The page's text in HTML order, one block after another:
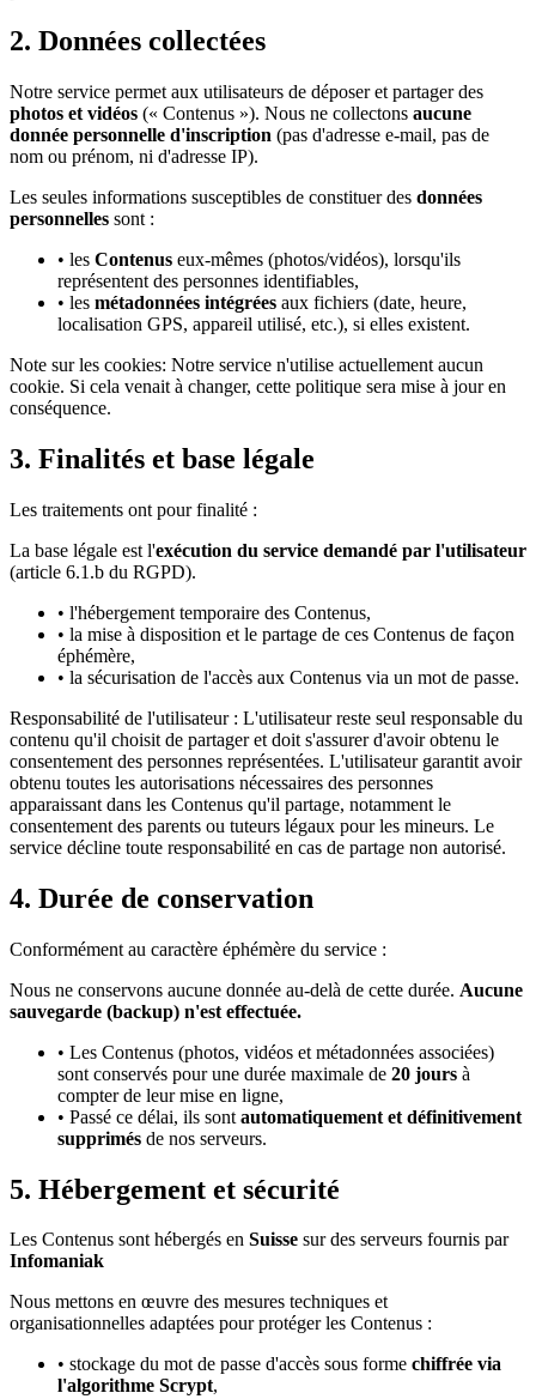
2. Données collectées
Notre service permet aux utilisateurs de déposer et partager des
photos et vidéos (« Contenus »). Nous ne collectons aucune
donnée personnelle d'inscription (pas d'adresse e-mail, pas de
nom ou prénom, ni d'adresse IP).
Les seules informations susceptibles de constituer des données
personnelles sont :
• les Contenus eux-mêmes (photos/vidéos), lorsqu'ils
représentent des personnes identifiables,
• les métadonnées intégrées aux fichiers (date, heure,
localisation GPS, appareil utilisé, etc.), si elles existent.
Note sur les cookies: Notre service n'utilise actuellement aucun
cookie. Si cela venait à changer, cette politique sera mise à jour en
conséquence.
3. Finalités et base légale
Les traitements ont pour finalité :
La base légale est l'exécution du service demandé par l'utilisateur
(article 6.1.b du RGPD).
• l'hébergement temporaire des Contenus,
• la mise à disposition et le partage de ces Contenus de façon
éphémère,
• la sécurisation de l'accès aux Contenus via un mot de passe.
Responsabilité de l'utilisateur : L'utilisateur reste seul responsable du
contenu qu'il choisit de partager et doit s'assurer d'avoir obtenu le
consentement des personnes représentées. L'utilisateur garantit avoir
obtenu toutes les autorisations nécessaires des personnes
apparaissant dans les Contenus qu'il partage, notamment le
consentement des parents ou tuteurs légaux pour les mineurs. Le
service décline toute responsabilité en cas de partage non autorisé.
4. Durée de conservation
Conformément au caractère éphémère du service :
Nous ne conservons aucune donnée au-delà de cette durée. Aucune
sauvegarde (backup) n'est effectuée.
• Les Contenus (photos, vidéos et métadonnées associées)
sont conservés pour une durée maximale de 20 jours à
compter de leur mise en ligne,
• Passé ce délai, ils sont automatiquement et définitivement
supprimés de nos serveurs.
5. Hébergement et sécurité
Les Contenus sont hébergés en Suisse sur des serveurs fournis par
Infomaniak
Nous mettons en œuvre des mesures techniques et
organisationnelles adaptées pour protéger les Contenus :
• stockage du mot de passe d'accès sous forme chiffrée via
l'algorithme Scrypt,